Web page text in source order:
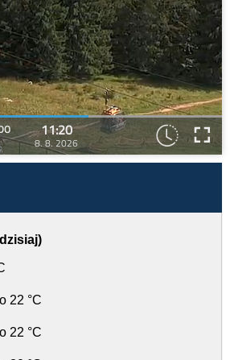
11:20
8. 8. 2026
22 °C
22 °C